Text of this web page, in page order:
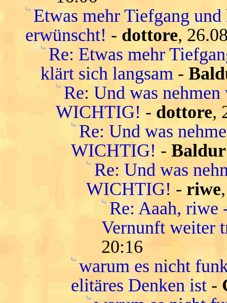
Etwas mehr Tiefgang
erwünscht! - dottore,
Re: Etwas mehr
klärt sich langsam -
Re: Und was
WICHTIG! - dottore,
Re: Und was
WICHTIG! -
Re: Und was
WICHTIG! - riwe
Re: Aaah, riwe
Vernunft weiter
20:16
warum es nicht
elitäres Denken ist -